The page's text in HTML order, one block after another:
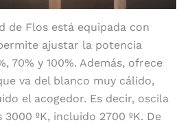
de Flos está equipada con
ajustar la potencia
70% y 100%. Además, ofrece
va del blanco muy cálido,
el acogedor. Es decir, oscila
3000 ºK, incluido 2700 ºK. De